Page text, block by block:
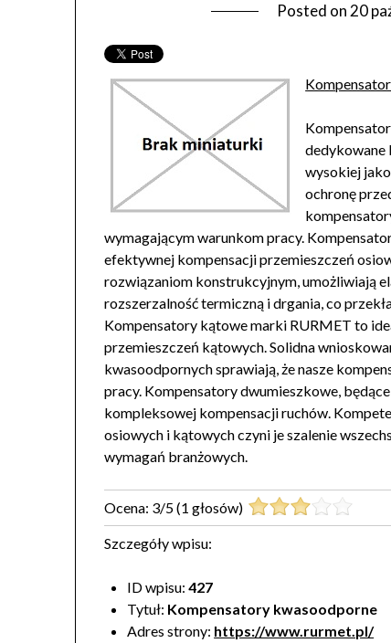
Posted on 20
dedykowane
wysokiej
ochronę
wymagającym warunkom pracy.
efektywnej kompensacji przemieszczeń
rozwiązaniom konstrukcyjnym, umożliwiają
rozszerzalność termiczną i drgania, co
Kompensatory kątowe marki RURMET to
przemieszczeń kątowych. Solidna
kwasoodpornych sprawiają, że nasze
pracy. Kompensatory dwumieszkowe,
kompleksowej kompensacji ruchów.
osiowych i kątowych czyni je szalenie
wymagań branżowych.
Ocena: 3/5(1 głosów)
Szczegóły wpisu:
ID wpisu:427
Tytuł: Kompensatory kwasoodporne
Adres strony: https://www.rurmet.pl/